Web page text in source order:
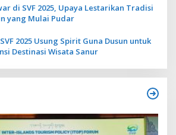
di SVF 2025, Upaya Lestarikan Tradisi
yang Mulai Pudar
2025 Usung Spirit Guna Dusun untuk
Destinasi Wisata Sanur